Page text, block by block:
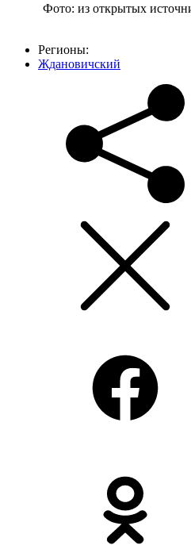
Фото: из открытых
Регионы:
Ждановичский